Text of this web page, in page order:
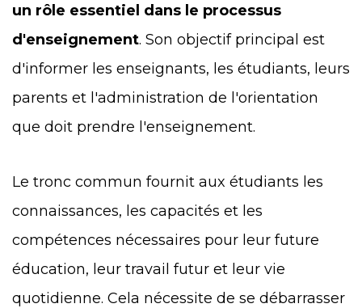
un rôle essentiel dans le processus
d'enseignement. Son objectif principal est
d'informer les enseignants, les étudiants, leurs
parents et l'administration de l'orientation
que doit prendre l'enseignement.
Le tronc commun fournit aux étudiants les
connaissances, les capacités et les
compétences nécessaires pour leur future
éducation, leur travail futur et leur vie
quotidienne. Cela nécessite de se débarrasser